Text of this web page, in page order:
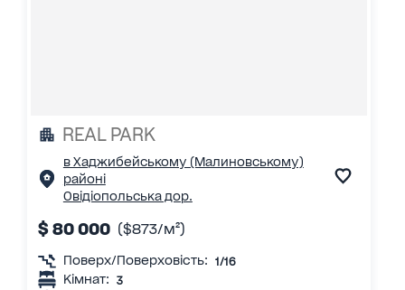
REAL PARK
в Хаджибейському (Малиновському)
районі
Овідіопольська дор.
$ 80 000 ($873/м²)
Поверх/Поверховість: 1/16
Кімнат: 3